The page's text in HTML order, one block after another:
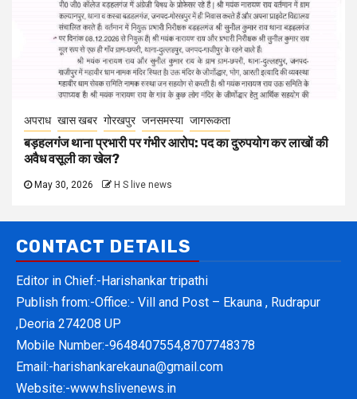
अपराध खास खबर गोरखपुर जनसमस्या जागरूकता
बड़हलगंज थाना प्रभारी पर गंभीर आरोप: पद का दुरुपयोग कर लाखों की
अवैध वसूली का खेल?
May 30, 2026 H S live news
CONTACT DETAILS
Editor in Chief:-Harishankar tripathi
Publish from:-Office:- Vill and Post – Ekauna , Rudrapur
,Deoria 274208 UP
Mobile Number:-9648407554,8707748378
Email:-harishankarekauna@gmail.com
Website:-www.hslivenews.in